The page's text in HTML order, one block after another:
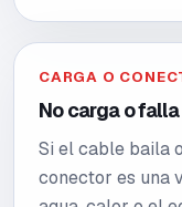
CARGA O
No carga o
Si el cable baila
conector es una